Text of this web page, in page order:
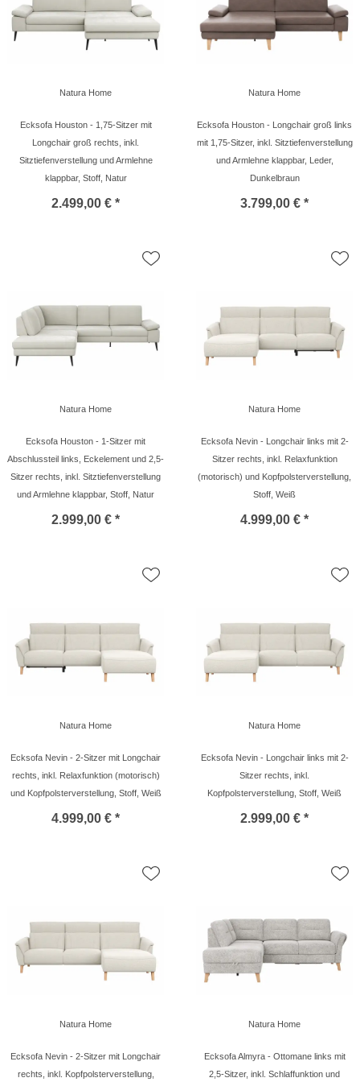
Natura Home
Ecksofa Houston - 1,75-Sitzer mit
Longchair groß rechts, inkl.
Sitztiefenverstellung und Armlehne
klappbar, Stoff, Natur
2.499,00 € *
Natura Home
Ecksofa Houston - Longchair groß links
mit 1,75-Sitzer, inkl. Sitztiefenverstellung
und Armlehne klappbar, Leder,
Dunkelbraun
3.799,00 € *
Natura Home
Ecksofa Houston - 1-Sitzer mit
Abschlussteil links, Eckelement und 2,5-
Sitzer rechts, inkl. Sitztiefenverstellung
und Armlehne klappbar, Stoff, Natur
2.999,00 € *
Natura Home
Ecksofa Nevin - Longchair links mit 2-
Sitzer rechts, inkl. Relaxfunktion
(motorisch) und Kopfpolsterverstellung,
Stoff, Weiß
4.999,00 € *
Natura Home
Ecksofa Nevin - 2-Sitzer mit Longchair
rechts, inkl. Relaxfunktion (motorisch)
und Kopfpolsterverstellung, Stoff, Weiß
4.999,00 € *
Natura Home
Ecksofa Nevin - Longchair links mit 2-
Sitzer rechts, inkl.
Kopfpolsterverstellung, Stoff, Weiß
2.999,00 € *
Natura Home
Ecksofa Nevin - 2-Sitzer mit Longchair
rechts, inkl. Kopfpolsterverstellung,
Natura Home
Ecksofa Almyra - Ottomane links mit
2,5-Sitzer, inkl. Schlaffunktion und